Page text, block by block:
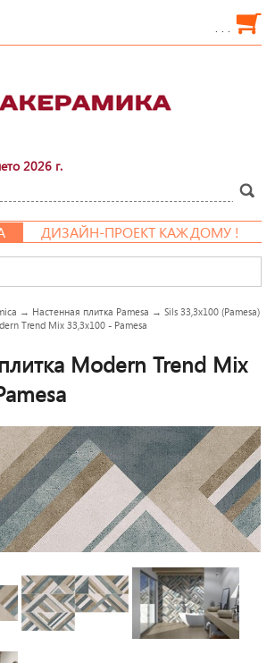
. . .
2026 г.
ДИЗАЙН-ПРОЕКТ КАЖДОМУ !
→ Настенная плитка Pamesa → Sils 33,3x100 (Pamesa)
Trend Mix 33,3x100 - Pamesa
Modern Trend Mix